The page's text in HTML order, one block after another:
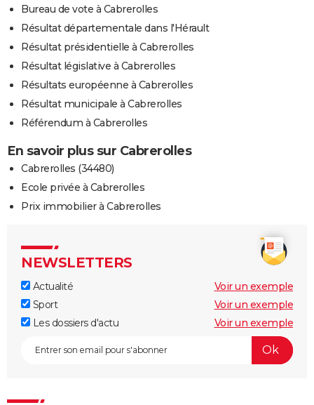
Bureau de vote à Cabrerolles
Résultat départementale dans l'Hérault
Résultat présidentielle à Cabrerolles
Résultat législative à Cabrerolles
Résultats européenne à Cabrerolles
Résultat municipale à Cabrerolles
Référendum à Cabrerolles
En savoir plus sur Cabrerolles
Cabrerolles (34480)
Ecole privée à Cabrerolles
Prix immobilier à Cabrerolles
NEWSLETTERS
Actualité
Voir un exemple
Sport
Voir un exemple
Les dossiers d'actu
Voir un exemple